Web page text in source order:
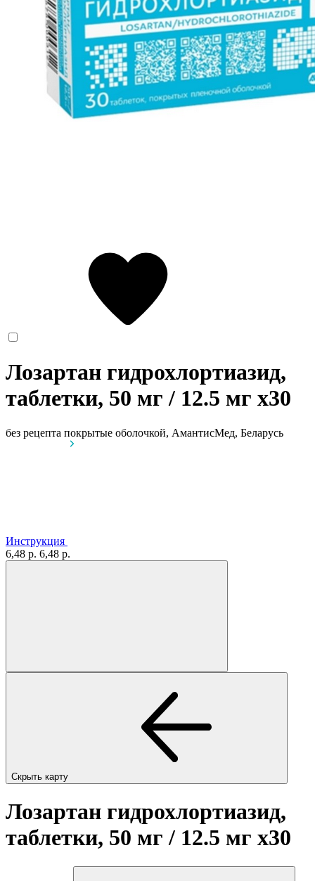
Лозартан гидрохлортиазид,
таблетки, 50 мг / 12.5 мг x30
без рецепта покрытые оболочкой, АмантисМед, Беларусь
Инструкция
6,48 р. 6,48 р.
Скрыть карту
Лозартан гидрохлортиазид,
таблетки, 50 мг / 12.5 мг x30